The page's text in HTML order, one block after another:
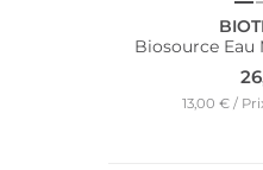
Biosource Eau
13,00 € /